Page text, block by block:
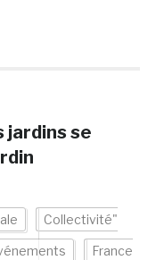
jardins se
Collectivité"
France